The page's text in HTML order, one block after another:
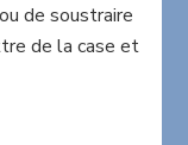
de soustraire
de la case et